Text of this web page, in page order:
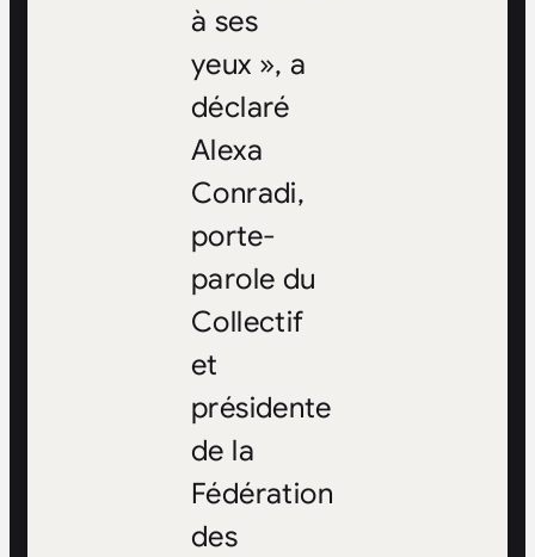
à ses
yeux », a
déclaré
Alexa
Conradi,
porte-
parole du
Collectif
et
présidente
de la
Fédération
des